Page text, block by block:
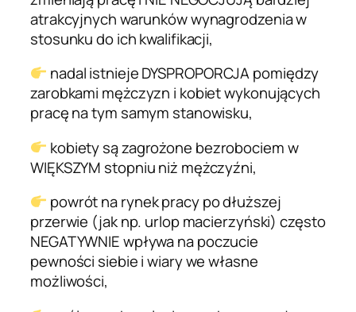
atrakcyjnych warunków wynagrodzenia w
stosunku do ich kwalifikacji,
nadal istnieje DYSPROPORCJA pomiędzy
zarobkami mężczyzn i kobiet wykonujących
pracę na tym samym stanowisku,
kobiety są zagrożone bezrobociem w
WIĘKSZYM stopniu niż mężczyźni,
powrót na rynek pracy po dłuższej
przerwie (jak np. urlop macierzyński) często
NEGATYWNIE wpływa na poczucie
pewności siebie i wiary we własne
możliwości,